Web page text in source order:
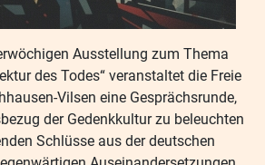
Ausstellung zum Thema
des Todes“ veranstaltet die Freie
Vilsen eine Gesprächsrunde,
der Gedenkkultur zu beleuchten
Schlüsse aus der deutschen